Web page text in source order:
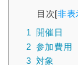
目次[非表
1
開催日
2 参加費用
3 対象